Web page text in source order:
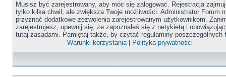
Musisz być zarejestrowany, aby móc się zalogować. Rejestracja
tylko kilka chwil, ale zwiększa Twoje możliwości. Administrator Forum
przyznać dodatkowe zezwolenia zarejestrowanym użytkownikom.
zarejestrujesz, upewnij się, że zapoznałeś się z netykietą i
tutaj zasadami. Pamiętaj także, by czytać regulaminy poszczególnych
Warunki korzystania| Polityka prywatności